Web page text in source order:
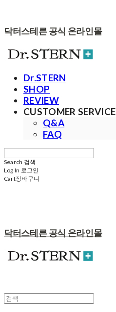
닥터스테른 공식 온라인몰
Dr.STERN
SHOP
REVIEW
CUSTOMER SERVICE
Q&A
FAQ
Search 검색
Log In 로그인
Cart장바구니
닥터스테른 공식 온라인몰